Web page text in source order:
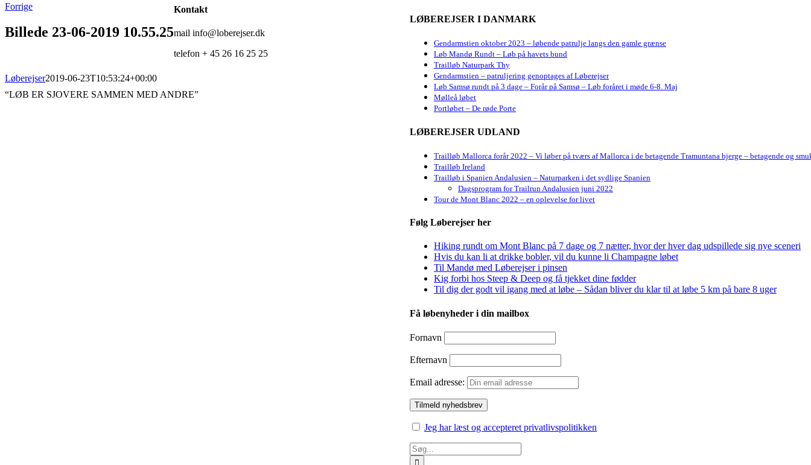
Forrige
Billede 23-06-2019 10.55.25
Løberejser2019-06-23T10:53:24+00:00
LØBEREJSER I DANMARK
Gendarmstien oktober 2023 – løbende patrulje langs den gamle grænse
Løb Mandø Rundt – Løb på havets bund
Trailløb Naturpark Thy
Gendarmstien – patruljering genoptages af Løberejser
Løb Samsø rundt på 3 dage – Forår på Samsø – Løb foråret i møde 6-8. Maj
Mølleå løbet
Portløbet – De røde Porte
LØBEREJSER UDLAND
Trailløb Mallorca forår 2022 – Vi løber på tværs af Mallorca i de betagende Tramuntana bjerge – betagende og
Trailløb Ireland
Trailløb i Spanien Andalusien – Naturparken i det sydlige Spanien
Dagsprogram for Trailrun Andalusien juni 2022
Tour de Mont Blanc 2022 – en oplevelse for livet
Følg Løberejser her
Hiking rundt om Mont Blanc på 7 dage og 7 nætter, hvor der hver dag udspillede sig nye sceneri
Hvis du kan li at drikke bobler, vil du kunne li Champagne løbet
Til Mandø med Løberejser i pinsen
Kig forbi hos Steep & Deep og få tjekket dine fødder
Til dig der godt vil igang med at løbe – Sådan bliver du klar til at løbe 5 km på bare 8 uger
Få løbenyheder i din mailbox
Fornavn
Efternavn
Email adresse:
Jeg har læst og accepteret privatlivspolitikken
Søg
efter:
Kontakt
mail info@loberejser.dk
telefon + 45 26 16 25 25
“LØB ER SJOVERE SAMMEN MED ANDRE”